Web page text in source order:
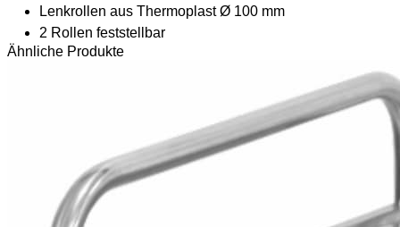
Lenkrollen aus Thermoplast Ø 100 mm
2 Rollen feststellbar
Ähnliche Produkte